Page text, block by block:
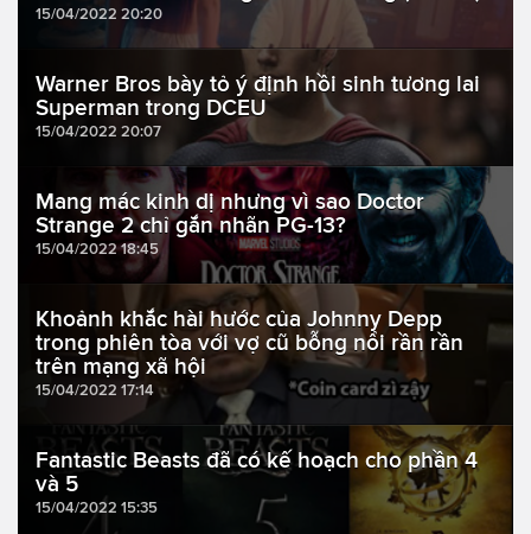
15/04/2022 20:20
Warner Bros bày tỏ ý định hồi sinh tương lai
Superman trong DCEU
15/04/2022 20:07
Mang mác kinh dị nhưng vì sao Doctor
Strange 2 chỉ gắn nhãn PG-13?
15/04/2022 18:45
Khoảnh khắc hài hước của Johnny Depp
trong phiên tòa với vợ cũ bỗng nổi rần rần
trên mạng xã hội
15/04/2022 17:14
Fantastic Beasts đã có kế hoạch cho phần 4
và 5
15/04/2022 15:35